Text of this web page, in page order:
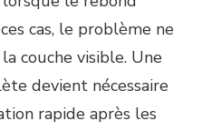
cas, le problème ne
couche visible. Une
devient nécessaire
rapide après les